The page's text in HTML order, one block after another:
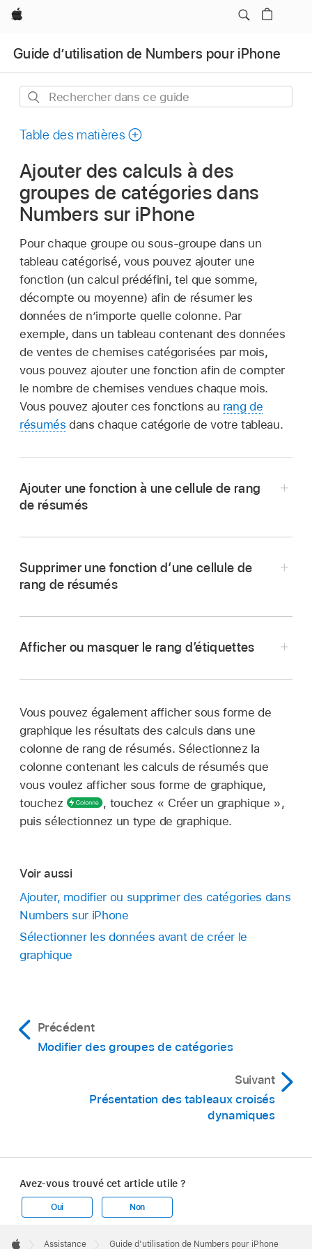
Apple
Guide d’utilisation de Numbers pour iPhone
Rechercher
ce
Table des matières
Ajouter des calculs à des
groupes de catégories dans
Numbers sur iPhone
Pour chaque groupe ou sous-groupe dans un
tableau catégorisé, vous pouvez ajouter une
fonction (un calcul prédéfini, tel que somme,
décompte ou moyenne) afin de résumer les
données de n’importe quelle colonne. Par
exemple, dans un tableau contenant des données
de ventes de chemises catégorisées par mois,
vous pouvez ajouter une fonction afin de compter
le nombre de chemises vendues chaque mois.
Vous pouvez ajouter ces fonctions au rang de
résumés dans chaque catégorie de votre tableau.
Ajouter une fonction à une cellule de rang
de résumés
Accédez à l’app Numbers
sur votre iPhone.
Ouvrez une feuille de calcul avec un tableau
le rang des résumés.
Touchez
puis choisissez une fonction.
Unrang d’étiquettesapparaît automatiquement
au-dessus du rang de résumés. Le contenu de
ces étiquettes ne peut pas être modifié, mais
vous pouvez tout de même modifier leur style
Supprimer une fonction d’une cellule de
rang de résumés
Ouvrez une feuille de calcul avec un tableau
catégorisé, puis touchez la cellule dans le rang
Touchez
,puis choisissez « Aucun
résumé ».
Afficher ou masquer le rang d’étiquettes
Accédez à l’app Numbers
sur votre iPhone.
Ouvrez une feuille de calcul avec un tableau
catégorisé.
étiquettes » ou « Masquer le rang des
étiquettes ».
Vous pouvez également afficher sous forme de
graphique les résultats des calculs dans une
colonne de rang de résumés. Sélectionnez la
colonne contenant les calculs de résumés que
vous voulez afficher sous forme de graphique,
touchez
, touchez « Créer un graphique »,
puis sélectionnez un type de graphique.
Voir aussi
Ajouter, modifier ou supprimer des catégories dans
Numbers sur iPhone
Sélectionner les données avant de créer le
graphique
Précédent
Modifier des groupes de catégories
Suivant
Présentation des tableaux croisés
dynamiques
Avez-vous trouvé cet article utile ?
Oui Non
Footer
 Assistance Guide d’utilisation de Numbers pour iPhone